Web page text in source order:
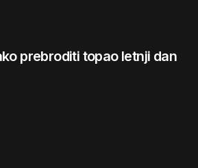
prebroditi topao letnji dan